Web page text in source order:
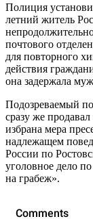
Полиция
летний житель
почтового
для повторного
действия
она задержала
Подозреваемый
сразу же
избрана мера
надлежащем
России по
уголовное дело
на грабеж».